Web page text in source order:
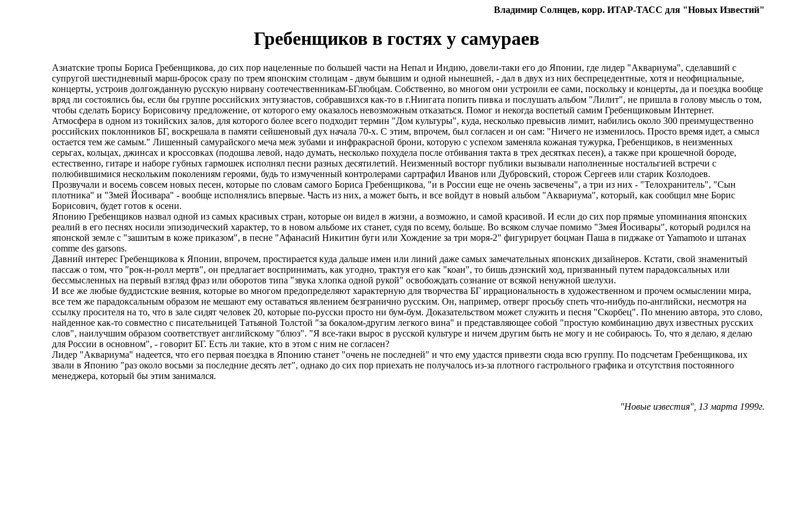
Владимир Солнцев, корр. ИТАР-ТАСС для "Новых Известий"
Гребенщиков в гостях у самураев
Азиатские тропы Бориса Гребенщикова, до сих пор нацеленные по большей части на Непал и Индию, довели-таки его до Японии, где лидер "Аквариума", сделавший с
супругой шестидневный марш-бросок сразу по трем японским столицам - двум бывшим и одной нынешней, - дал в двух из них беспрецедентные, хотя и неофициальные,
концерты, устроив долгожданную русскую нирвану соотечественникам-БГлюбцам. Собственно, во многом они устроили ее сами, поскольку и концерты, да и поездка вообще
вряд ли состоялись бы, если бы группе российских энтузиастов, собравшихся как-то в г.Ниигата попить пивка и послушать альбом "Лилит", не пришла в голову мысль о том,
чтобы сделать Борису Борисовичу предложение, от которого ему оказалось невозможным отказаться. Помог и некогда воспетый самим Гребенщиковым Интернет.
Атмосфера в одном из токийских залов, для которого более всего подходит термин "Дом культуры", куда, несколько превысив лимит, набились около 300 преимущественно
российских поклонников БГ, воскрешала в памяти сейшеновый дух начала 70-х. С этим, впрочем, был согласен и он сам: "Ничего не изменилось. Просто время идет, а смысл
остается тем же самым." Лишенный самурайского меча меж зубами и инфракрасной брони, которую с успехом заменяла кожаная тужурка, Гребенщиков, в неизменных
серьгах, кольцах, джинсах и кроссовках (подошва левой, надо думать, несколько похудела после отбивания такта в трех десятках песен), а также при крошечной бороде,
естественно, гитаре и наборе губных гармошек исполнял песни разных десятилетий. Неизменный восторг публики вызывали наполненные ностальгией встречи с
полюбившимися нескольким поколениям героями, будь то измученный контролерами сартрафил Иванов или Дубровский, сторож Сергеев или старик Козлодоев.
Прозвучали и восемь совсем новых песен, которые по словам самого Бориса Гребенщикова, "и в России еще не очень засвечены", а три из них - "Телохранитель", "Сын
плотника" и "Змей Йосивара" - вообще исполнялись впервые. Часть из них, а может быть, и все войдут в новый альбом "Аквариума", который, как сообщил мне Борис
Борисович, будет готов к осени.
Японию Гребенщиков назвал одной из самых красивых стран, которые он видел в жизни, а возможно, и самой красивой. И если до сих пор прямые упоминания японских
реалий в его песнях носили эпизодический характер, то в новом альбоме их станет, судя по всему, больше. Во всяком случае помимо "Змея Йосивары", который родился на
японской земле с "зашитым в коже приказом", в песне "Афанасий Никитин буги или Хождение за три моря-2" фигурирует боцман Паша в пиджаке от Yamamoto и штанах
comme des garsons.
Давний интерес Гребенщикова к Японии, впрочем, простирается куда дальше имен или линий даже самых замечательных японских дизайнеров. Кстати, свой знаменитый
пассаж о том, что "рок-н-ролл мертв", он предлагает воспринимать, как угодно, трактуя его как "коан", то бишь дзэнский ход, призванный путем парадоксальных или
бессмысленных на первый взгляд фраз или оборотов типа "звука хлопка одной рукой" освобождать сознание от всякой ненужной шелухи.
И все же любые буддистские веяния, которые во многом предопределяют характерную для творчества БГ иррациональность в художественном и прочем осмыслении мира,
все тем же парадоксальным образом не мешают ему оставаться явлением безгранично русским. Он, например, отверг просьбу спеть что-нибудь по-английски, несмотря на
ссылку просителя на то, что в зале сидят человек 20, которые по-русски просто ни бум-бум. Доказательством может служить и песня "Скорбец". По мнению автора, это слово,
найденное как-то совместно с писательницей Татьяной Толстой "за бокалом-другим легкого вина" и представляющее собой "простую комбинацию двух известных русских
слов", наилучшим образом соответствует английскому "блюз". "Я все-таки вырос в русской культуре и ничем другим быть не могу и не собираюсь. То, что я делаю, я делаю
для России в основном", - говорит БГ. Есть ли такие, кто в этом с ним не согласен?
Лидер "Аквариума" надеется, что его первая поездка в Японию станет "очень не последней" и что ему удастся привезти сюда всю группу. По подсчетам Гребенщикова, их
звали в Японию "раз около восьми за последние десять лет", однако до сих пор приехать не получалось из-за плотного гастрольного графика и отсутствия постоянного
менеджера, который бы этим занимался.
"Новые известия", 13 марта 1999г.